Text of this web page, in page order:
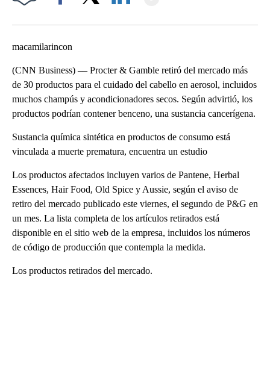
macamilarincon
(CNN Business) –– Procter & Gamble retiró del mercado más
de 30 productos para el cuidado del cabello en aerosol, incluidos
muchos champús y acondicionadores secos. Según advirtió, los
productos podrían contener benceno, una sustancia cancerígena.
Sustancia química sintética en productos de consumo está
vinculada a muerte prematura, encuentra un estudio
Los productos afectados incluyen varios de Pantene, Herbal
Essences, Hair Food, Old Spice y Aussie, según el aviso de
retiro del mercado publicado este viernes, el segundo de P&G en
un mes. La lista completa de los artículos retirados está
disponible en el sitio web de la empresa, incluidos los números
de código de producción que contempla la medida.
Los productos retirados del mercado.